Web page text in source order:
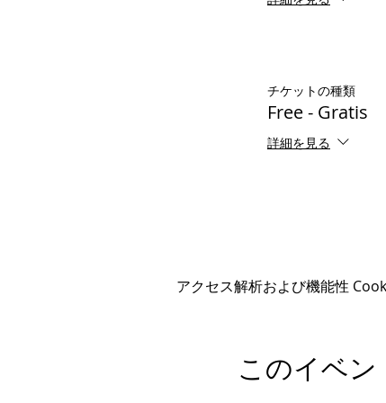
チケットの種類
Free - Gratis
詳細を見る
アクセス解析および機能性
このイベ